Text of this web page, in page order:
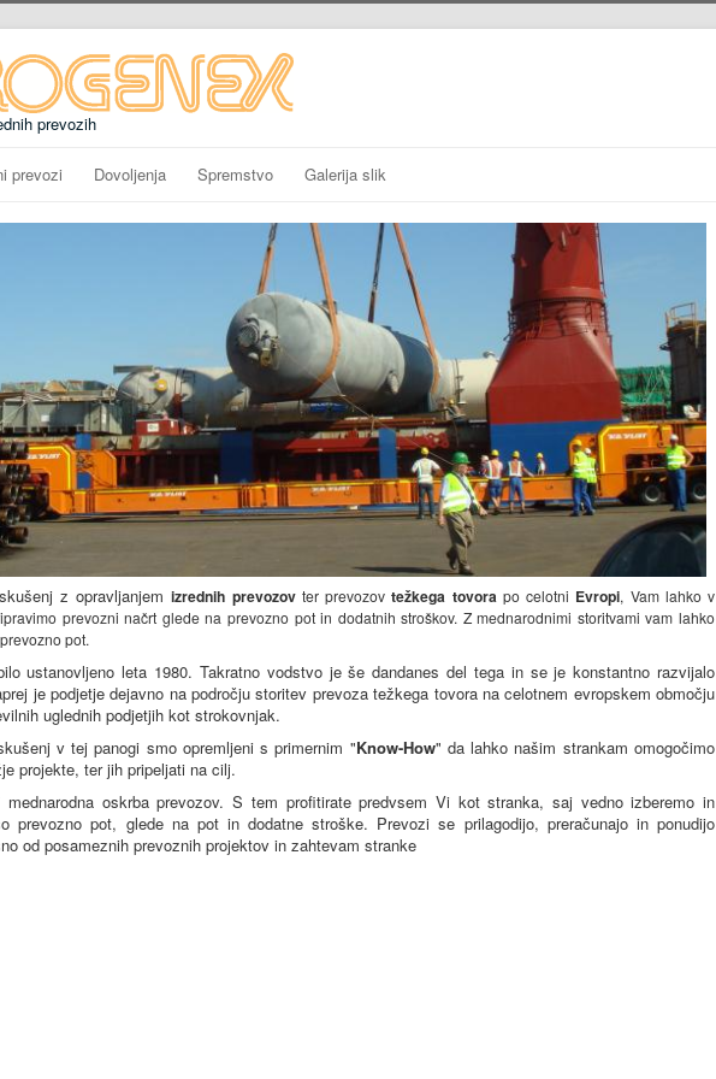
prevozih
prevozi Dovoljenja Spremstvo Galerija slik
z opravljanjemizrednih prevozovter prevozovtežkega tovora po celotni Evropi, Vam lahko v
prevozni načrt glede na prevozno pot in dodatnih stroškov. Z mednarodnimi storitvami vam lahko
pot.
ustanovljeno leta 1980. Takratno vodstvo je še dandanes del tega in se je konstantno razvijalo
je podjetje dejavno na področju storitev prevoza težkega tovora na celotnem evropskem območju
uglednih podjetjih kot strokovnjak.
v tej panogi smo opremljeni s primernim "Know-How" da lahko našim strankam omogočimo
projekte, ter jih pripeljati na cilj.
mednarodna oskrba prevozov. S tem profitirate predvsem Vi kot stranka, saj vedno izberemo in
prevozno pot, glede na pot in dodatne stroške. Prevozi se prilagodijo, preračunajo in ponudijo
od posameznih prevoznih projektov in zahtevam stranke